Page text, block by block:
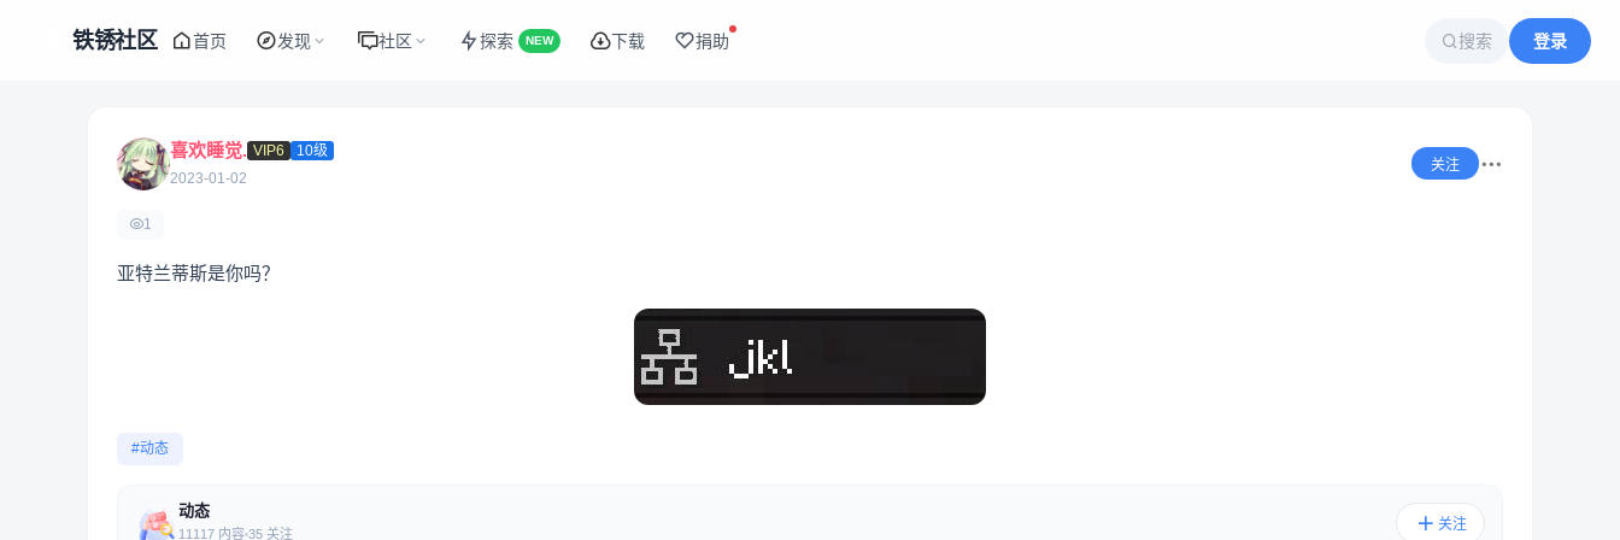
铁锈社区 首页 发现 社区 探索 NEW 下载 捐助 搜索 登录
喜欢睡觉. VIP6
10级
2023-01-02
关注
1
亚特兰蒂斯是你吗？
#动态
动态
11117 内容 35 关注
关注